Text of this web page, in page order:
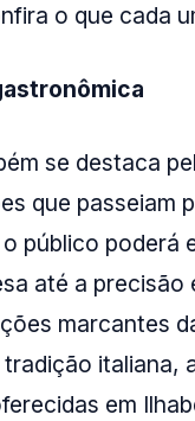
o que cada
se destaca
que passeiam
público poderá
até a
marcantes
italiana,
em